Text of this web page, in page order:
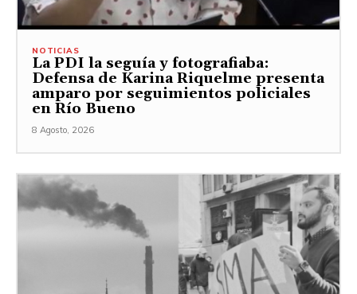
NOTICIAS
La PDI la seguía y fotografiaba:
Defensa de Karina Riquelme presenta
amparo por seguimientos policiales
en Río Bueno
8 Agosto, 2026